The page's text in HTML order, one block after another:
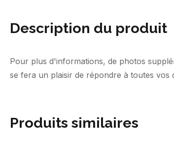
Description du produit
Pour plus d'informations, de photos
se fera un plaisir de répondre à toutes vos
Produits similaires